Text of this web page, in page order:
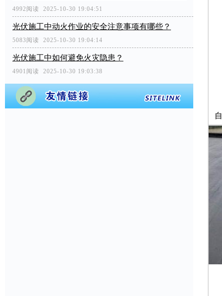
4992阅读 2025-10-30 19:04:51
光伏施工中动火作业的安全注意事项有哪些？
5083阅读 2025-10-30 19:04:14
光伏施工中如何避免火灾隐患？
4901阅读 2025-10-30 19:03:38